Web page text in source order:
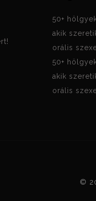
50+
akik
orális
50+
akik
orális
©